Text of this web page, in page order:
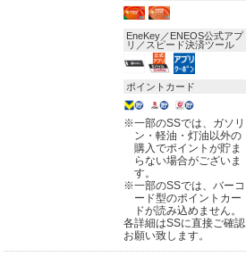
EneKey／ENEOS公式アプ
リ／スピード決済ツール
ポイントカード
※一部のSSでは、ガソリ
ン・軽油・灯油以外の
購入でポイントが貯ま
らない場合がございま
す。
※一部のSSでは、バーコ
ード型のポイントカー
ドが読み込めません。
各詳細はSSに直接ご確認
お願い致します。